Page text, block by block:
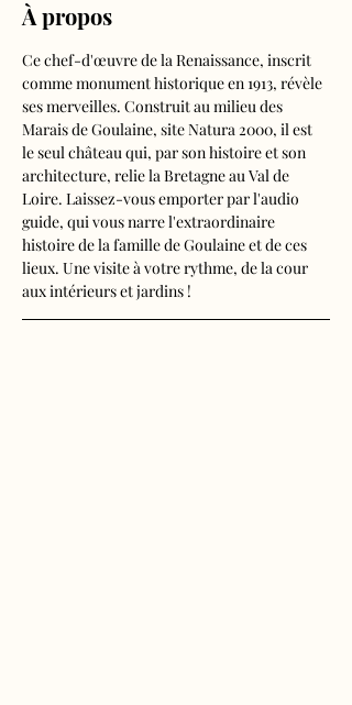
À propos
Ce chef-d'œuvre de la Renaissance, inscrit
comme monument historique en 1913, révèle
ses merveilles. Construit au milieu des
Marais de Goulaine, site Natura 2000, il est
le seul château qui, par son histoire et son
architecture, relie la Bretagne au Val de
Loire. Laissez-vous emporter par l'audio
guide, qui vous narre l'extraordinaire
histoire de la famille de Goulaine et de ces
lieux. Une visite à votre rythme, de la cour
aux intérieurs et jardins !